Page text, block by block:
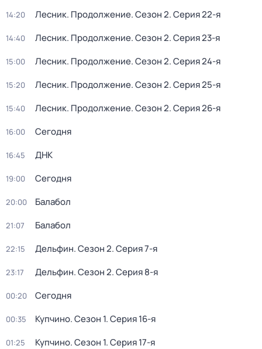
14:20 Лесник. Продолжение. Сезон 2. Серия 22-я
14:40 Лесник. Продолжение. Сезон 2. Серия 23-я
15:00 Лесник. Продолжение. Сезон 2. Серия 24-я
15:20 Лесник. Продолжение. Сезон 2. Серия 25-я
15:40 Лесник. Продолжение. Сезон 2. Серия 26-я
16:00 Сегодня
16:45 ДНК
19:00 Сегодня
20:00 Балабол
21:07 Балабол
22:15 Дельфин. Сезон 2. Серия 7-я
23:17 Дельфин. Сезон 2. Серия 8-я
00:20 Сегодня
00:35 Купчино. Сезон 1. Серия 16-я
01:25 Купчино. Сезон 1. Серия 17-я